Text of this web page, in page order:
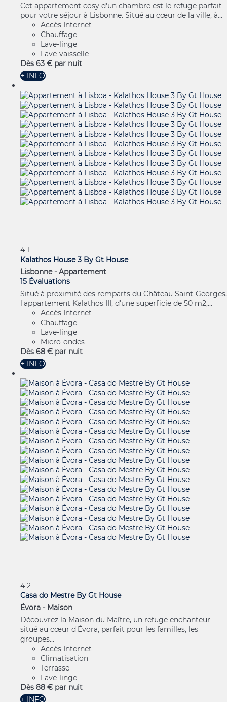
Cet appartement cosy d'un chambre est le refuge parfait
pour votre séjour à Lisbonne. Situé au cœur de la ville, à...
Accès Internet
Chauffage
Lave-linge
Lave-vaisselle
Dès 63 € par nuit
+ INFO
4 1
Kalathos House 3 By Gt House
Lisbonne - Appartement
15 Évaluations
Situé à proximité des remparts du Château Saint-Georges,
l'appartement Kalathos III, d'une superficie de 50 m2,...
Accès Internet
Chauffage
Lave-linge
Micro-ondes
Dès 68 € par nuit
+ INFO
4 2
Casa do Mestre By Gt House
Évora - Maison
Découvrez la Maison du Maître, un refuge enchanteur
situé au cœur d'Évora, parfait pour les familles, les
groupes...
Accès Internet
Climatisation
Terrasse
Lave-linge
Dès 88 € par nuit
+ INFO